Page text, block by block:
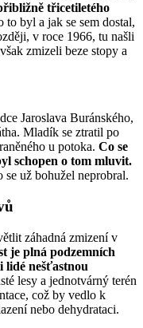
třicetiletého
to byl a jak se sem dostal,
v roce 1966, tu našli
zmizeli beze stopy a
Jaroslava Buránského,
Mladík se ztratil po
u potoka. Co se
schopen o tom mluvit.
už bohužel neprobral.
záhadná zmizení v
je plná podzemních
lidé nešťastnou
lesy a jednotvárný terén
což by vedlo k
nebo dehydrataci.